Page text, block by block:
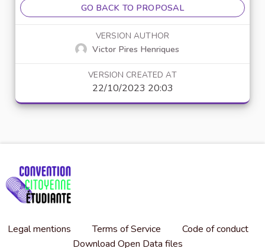
GO BACK TO PROPOSAL
VERSION AUTHOR
Victor Pires Henriques
VERSION CREATED AT
22/10/2023 20:03
Legal mentions Terms of Service
Code of conduct
Download Open Data files